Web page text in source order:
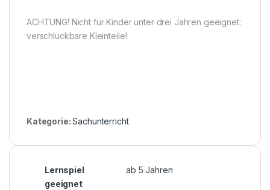
ACHTUNG! Nicht für Kinder unter drei Jahren geeignet:
verschluckbare Kleinteile!
Kategorie:Sachunterricht
Lernspiel
geeignet
ab 5 Jahren